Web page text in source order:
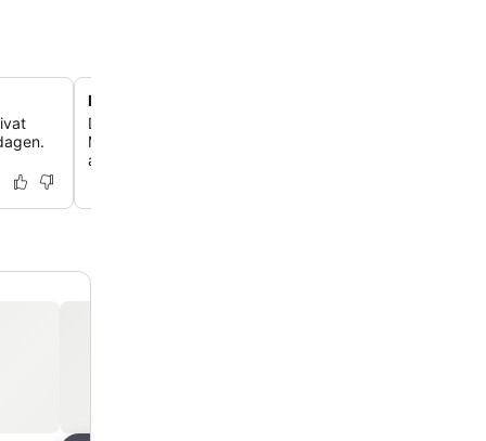
Førsteklasses beliggenhed ved stranden i Marina
Du får direkte adgang til Tunjara Strand og en rolig
Marina, en charmerende landsby med lokale
adgang til Trogir og Split Lufthavn.